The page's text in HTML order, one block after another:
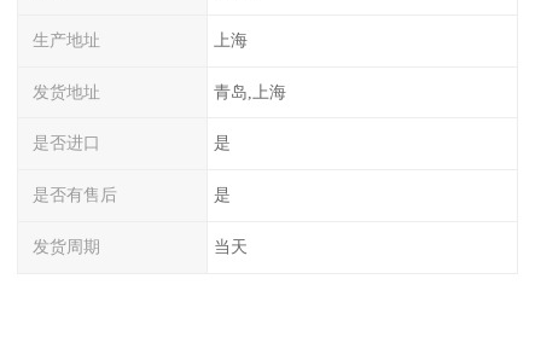
生产地址 上海
发货地址 青岛,上海
是否进口 是
是否有售后 是
发货周期 当天